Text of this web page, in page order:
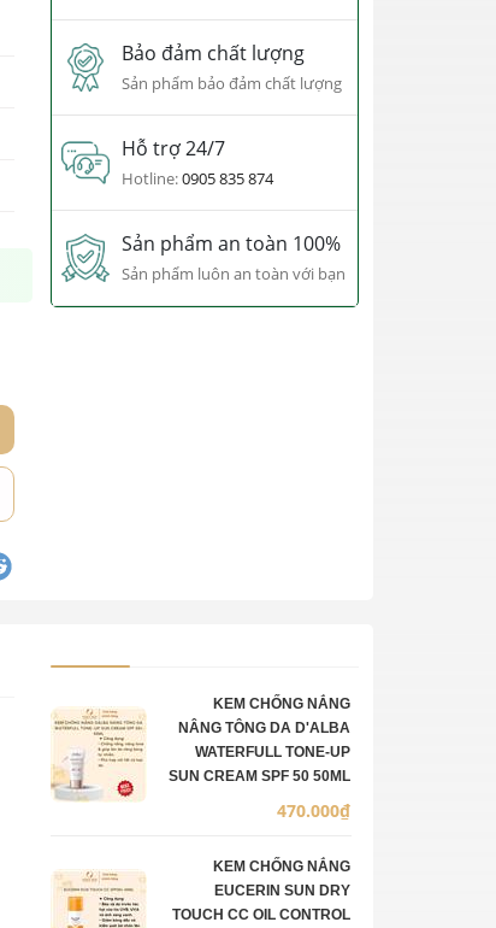
Bảo đảm chất lượng
Sản phẩm bảo đảm chất lượng
Hỗ trợ 24/7
Hotline:0905 835 874
Sản phẩm an toàn 100%
Sản phẩm luôn an toàn với bạn
Ảnh sản phẩm Mô tả
KEM CHỐNG NẮNG
NÂNG TÔNG DA D'ALBA
WATERFULL TONE-UP
SUN CREAM SPF 50 50ML
470.000₫
KEM CHỐNG NẮNG
EUCERIN SUN DRY
TOUCH CC OIL CONTROL